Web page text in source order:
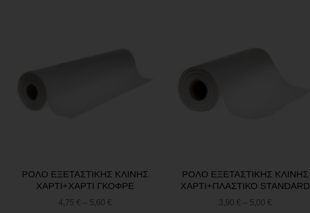
ΡΟΛΟ ΕΞΕΤΑΣΤΙΚΗΣ ΚΛΙΝΗΣ
ΧΑΡΤΙ+ΧΑΡΤΙ ΓΚΟΦΡΕ
4,75 € – 5,60 €
ΡΟΛΟ ΕΞΕΤΑΣΤΙΚΗΣ ΚΛΙΝΗΣ
ΧΑΡΤΙ+ΠΛΑΣΤΙΚΟ STANDARD
3,90 € – 5,00 €